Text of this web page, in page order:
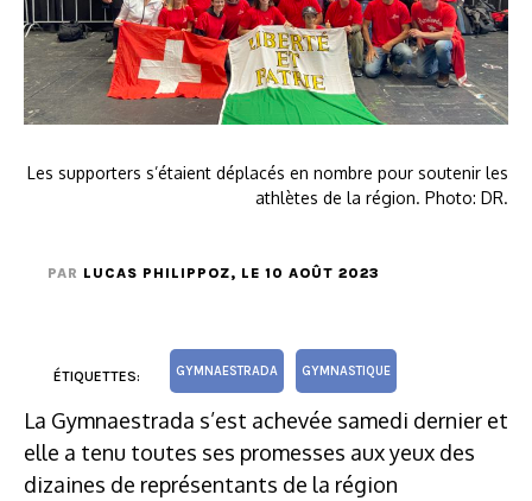
Les supporters s’étaient déplacés en nombre pour soutenir les
athlètes de la région. Photo: DR.
PAR LUCAS PHILIPPOZ, LE 10 AOÛT 2023
ÉTIQUETTES: GYMNAESTRADA GYMNASTIQUE
La Gymnaestrada s’est achevée samedi dernier et
elle a tenu toutes ses promesses aux yeux des
dizaines de représentants de la région